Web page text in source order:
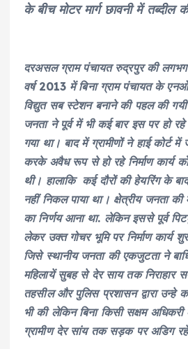
के बीच मोटर मार्ग छावनी में तब्दील
दरअसल ग्राम पंचायत रुद्रपुर की
वर्ष 2013 में बिना ग्राम पंचायत के
विद्युत सब स्टेशन बनाने की पहल की
जनता ने पूर्व में भी कई बार इस पर हो रहे
गया था। बाद में ग्रामीणों ने हाई कोर्ट में
करके अवैध रूप से हो रहे निर्माण कार्य
थी। हालाकि कई दौरों की हेयरिंग के
नहीं निकल पाया था। क्षेत्रीय जनता की
का निर्णय आना था. लेकिन इससे पूर्व
लेकर उक्त गोचर भूमि पर निर्माण कार्य
जिसे स्थानीय जनता की एकजुटता ने
महिलायें सुबह से देर साय तक निराहार
तहसील और पुलिस प्रशासन द्वारा उन्हे
भी की लेकिन बिना किसी सक्षम
ग्रामीण देर सांय तक सड़क पर अडिग